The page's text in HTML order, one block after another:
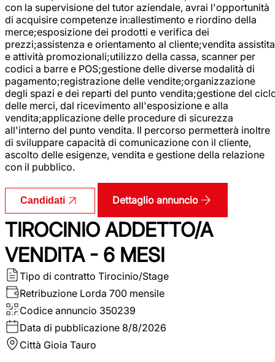
con la supervisione del tutor aziendale, avrai l'opportunità
di acquisire competenze in:allestimento e riordino della
merce;esposizione dei prodotti e verifica dei
prezzi;assistenza e orientamento al cliente;vendita assistita
e attività promozionali;utilizzo della cassa, scanner per
codici a barre e POS;gestione delle diverse modalità di
pagamento;registrazione delle vendite;organizzazione
degli spazi e dei reparti del punto vendita;gestione del
delle merci, dal ricevimento all'esposizione e alla
vendita;applicazione delle procedure di sicurezza
all'interno del punto vendita. Il percorso permetterà inoltre
di sviluppare capacità di comunicazione con il cliente,
ascolto delle esigenze, vendita e gestione della relazione
con il pubblico.
Candidati Dettaglio annuncio
TIROCINIO ADDETTO/A
VENDITA - 6 MESI
Tipo di contratto Tirocinio/Stage
Retribuzione Lorda 700 mensile
Codice annuncio 350239
Data di pubblicazione 8/8/2026
Città Gioia Tauro